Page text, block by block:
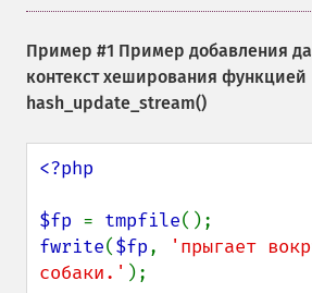
Пример #1 Пример добавления
контекст хеширования функцией
hash_update_stream()
<?php
$fp = tmpfile
fwrite($fp,
'прыгает
собаки.' );